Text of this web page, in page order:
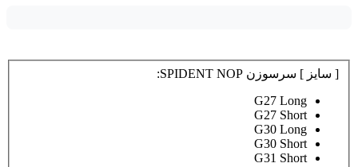
[ سایز ] سرسوزن SPIDENT NOP:
G27 Long
G27 Short
G30 Long
G30 Short
G31 Short